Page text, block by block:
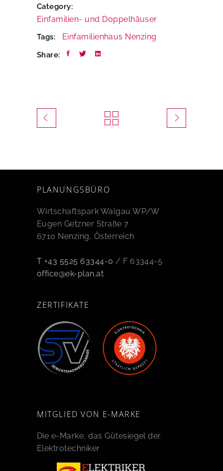
Category:
Einfamilien- und Doppelhäuser
Tags: Einfamilienhaus Nenzing
Share:
PLANUNGSBÜRO
Wirtschaftspark Walgau WP/W
Eugen Getzner Straße 7
6710 Nenzing, Österreich
T +43 5525 63344-0 / F 63344-5
office@ek-plan.at
ZERTIFIKATE
MITGLIED VON E-MARKE
Die e-Marke, das Gütesiegel der
Elektrotechniker